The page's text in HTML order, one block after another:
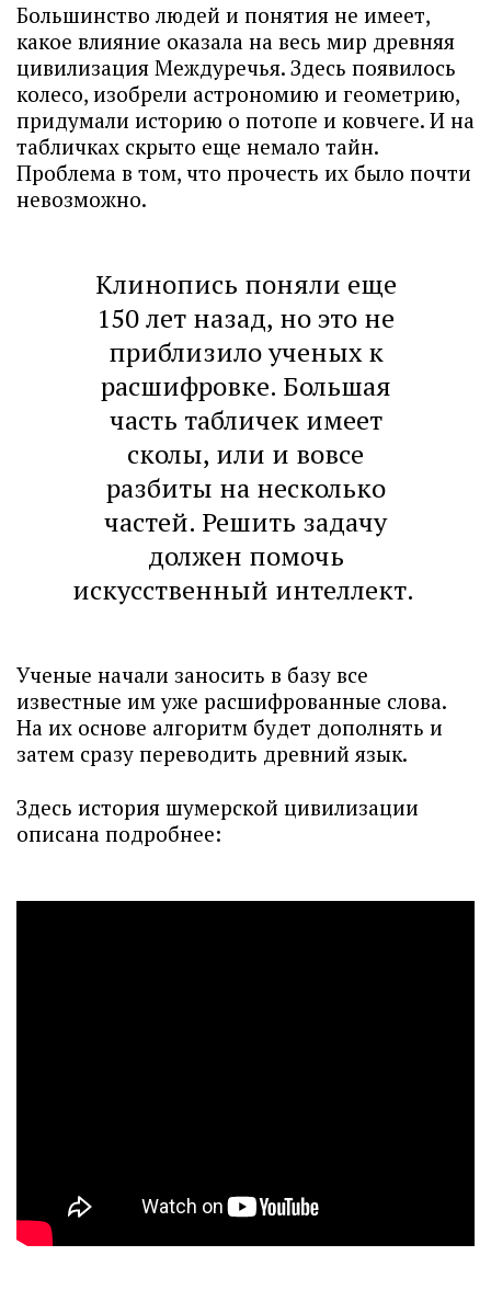
Большинство людей и понятия не имеет,
какое влияние оказала на весь мир древняя
цивилизация Междуречья. Здесь появилось
колесо, изобрели астрономию и геометрию,
придумали историю о потопе и ковчеге. И на
табличках скрыто еще немало тайн.
Проблема в том, что прочесть их было почти
невозможно.
Клинопись поняли еще
150 лет назад, но это не
приблизило ученых к
расшифровке. Большая
часть табличек имеет
сколы, или и вовсе
разбиты на несколько
частей. Решить задачу
должен помочь
искусственный интеллект.
Ученые начали заносить в базу все
известные им уже расшифрованные слова.
На их основе алгоритм будет дополнять и
затем сразу переводить древний язык.
Здесь история шумерской цивилизации
описана подробнее: